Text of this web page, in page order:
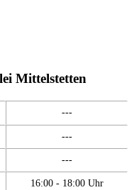
Mittelstetten
---
---
---
16:00 - 18:00 Uhr